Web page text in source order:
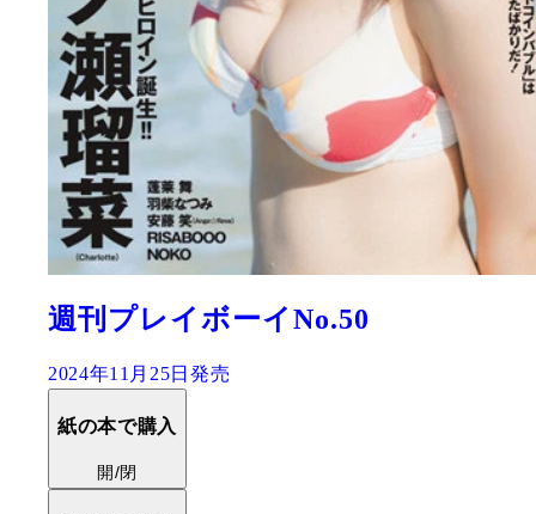
週刊プレイボーイNo.50
2024年11月25日発売
紙の本で購入
開/閉